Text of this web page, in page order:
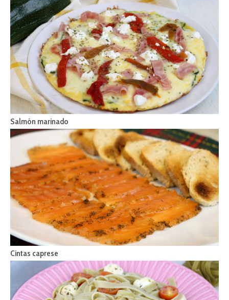
Salmón marinado
Cintas caprese